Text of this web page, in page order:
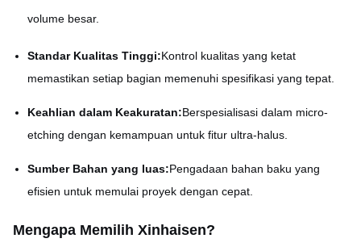
volume besar.
Standar Kualitas Tinggi:Kontrol kualitas yang ketat
memastikan setiap bagian memenuhi spesifikasi yang tepat.
Keahlian dalam Keakuratan:Berspesialisasi dalam micro-
etching dengan kemampuan untuk fitur ultra-halus.
Sumber Bahan yang luas:Pengadaan bahan baku yang
efisien untuk memulai proyek dengan cepat.
Mengapa Memilih Xinhaisen?